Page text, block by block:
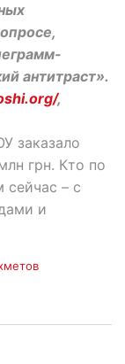
антитраст».
,
заказало
грн. Кто по
сейчас – с
и